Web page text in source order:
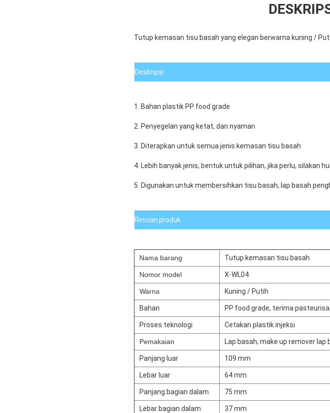
Tutup kemasan tisu basah yang elegan berwarna kuning /
Deskripsi
1. Bahan plastik PP food grade
2. Penyegelan yang ketat, dan nyaman
3. Diterapkan untuk semua jenis kemasan tisu basah
4. Lebih banyak jenis, bentuk untuk pilihan, jika perlu, silakan
5. Digunakan untuk membersihkan tisu basah, lap basah
Rincian produk
Nama barang Tutup kemasan tisu basah
Nomor model X-WL04
Warna Kuning / Putih
Bahan PP food grade, terima
Proses teknologi Cetakan plastik injeksi
Pemakaian Lap basah, make up remover lap
Panjang luar 109 mm
Lebar luar 64 mm
Panjang bagian dalam 75 mm
Lebar bagian dalam 37 mm